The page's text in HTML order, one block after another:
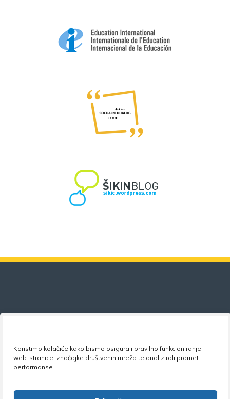
Koristimo kolačiće kako bismo osigurali pravilno funkcioniranje
web-stranice, značajke društvenih mreža te analizirali promet i
performanse.
obrazovanja
•Facebook: NSZVO